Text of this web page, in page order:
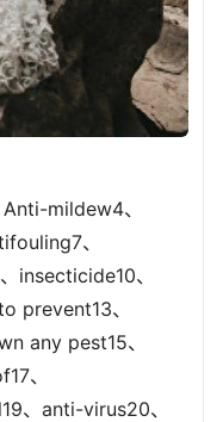
mildew4、
、
insecticide10、
prevent13、
any pest15、
、
、anti-virus20、